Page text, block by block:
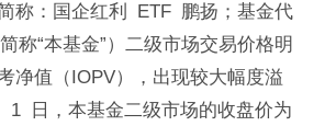
称：国企红利 ETF 鹏扬；基金代
称“本基金”）二级市场交易价格明
净值（IOPV），出现较大幅度溢
日，本基金二级市场的收盘价为